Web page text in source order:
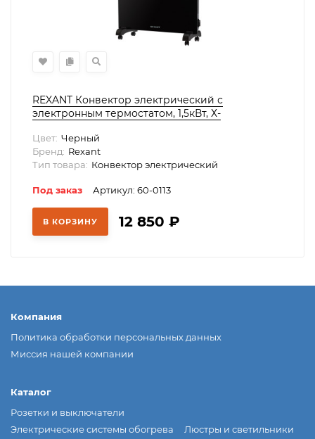
REXANT Конвектор электрический с
электронным термостатом, 1,5кВт, Х-
Цвет: Черный
Бренд: Rexant
Тип товара: Конвектор электрический
Под заказ Артикул: 60-0113
В КОРЗИНУ 12 850 ₽
Компания
Политика обработки персональных данных
Миссия нашей компании
Каталог
Розетки и выключатели
Электрические системы обогрева
Люстры и светильники